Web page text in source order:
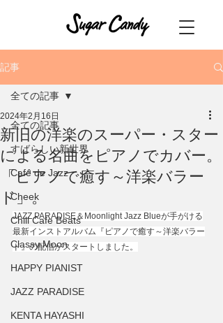
記事
全ての記事
すばらしい新世界
Café de Jazz
Cheek
Chill Cafe Beats
Classy Moon
HAPPY PIANIST
JAZZ PARADISE
KENTA HAYASHI
全ての記事
新旧の洋楽のスーパー・スター
による名曲をピアノでカバー。
「ピアノで癒す～洋楽バラー
ド」。
2024年2月16日
JAZZ PARADISE＆Moonlight Jazz Blueが手がける
最新インストアルバム『ピアノで癒す～洋楽バラー
ド』の配信がスタートしました。